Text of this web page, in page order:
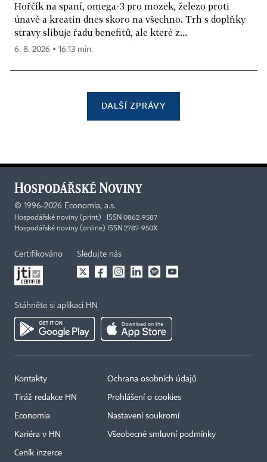
Hořčík na spaní, omega-3 pro mozek, železo proti
únavě a kreatin dnes skoro na všechno. Trh s doplňky
stravy slibuje řadu benefitů, ale které z...
6. 8. 2026 ▪ 16:13 min.
DALŠÍ ZPRÁVY
© 1996-2026 Economia, a.s.
Hospodářské noviny (print) ISSN 0862-9587
Hospodářské noviny (online) ISSN 2787-950X
Certifikováno Sledujte nás
Stáhněte si aplikaci HN
Kontakty
Tiráž redakce HN
Economia
Kariéra v HN
Ceník inzerce
Ochrana osobních údajů
Prohlášení o cookies
Nastavení soukromí
Všeobecné smluvní podmínky